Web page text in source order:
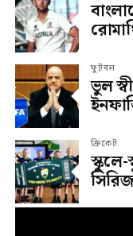
ফুটবল
ভুল
ক্রিকেট
স্কুলে-